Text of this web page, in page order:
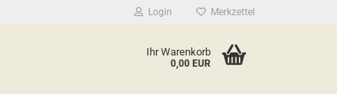
Login Merkzettel
Ihr Warenkorb
0,00 EUR